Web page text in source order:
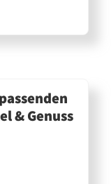
& Genuss